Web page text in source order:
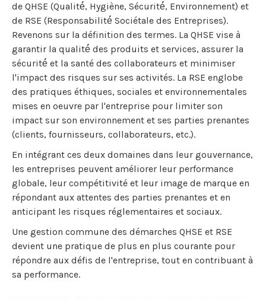
de QHSE (Qualité́, Hygiène, Sécurité́, Environnement) et
de RSE (Responsabilité́ Sociétale des Entreprises).
Revenons sur la définition des termes. La QHSE vise à
garantir la qualité́ des produits et services, assurer la
sécurité́ et la santé des collaborateurs et minimiser
l'impact des risques sur ses activités. La RSE englobe
des pratiques éthiques, sociales et environnementales
mises en oeuvre par l'entreprise pour limiter son
impact sur son environnement et ses parties prenantes
(clients, fournisseurs, collaborateurs, etc.).
En intégrant ces deux domaines dans leur gouvernance,
les entreprises peuvent améliorer leur performance
globale, leur compétitivité et leur image de marque en
répondant aux attentes des parties prenantes et en
anticipant les risques réglementaires et sociaux.
Une gestion commune des démarches QHSE et RSE
devient une pratique de plus en plus courante pour
répondre aux défis de l'entreprise, tout en contribuant à
sa performance.